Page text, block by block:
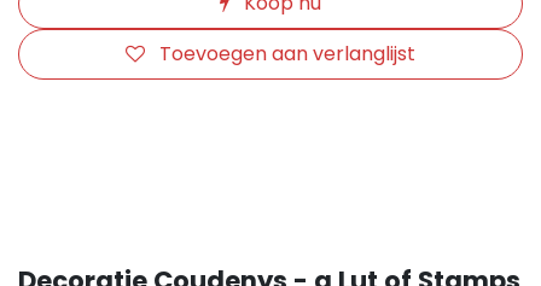
Toevoegen aan verlanglijst